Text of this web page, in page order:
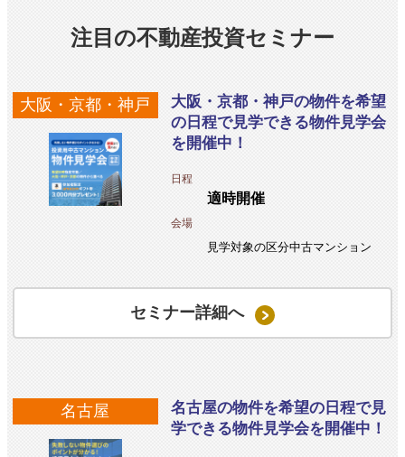
注目の不動産投資セミナー
大阪・京都・神戸
大阪・京都・神戸の物件を希望
の日程で見学できる物件見学会
を開催中！
日程
適時開催
会場
見学対象の区分中古マンション
セミナー詳細へ
名古屋
名古屋の物件を希望の日程で見
学できる物件見学会を開催中！